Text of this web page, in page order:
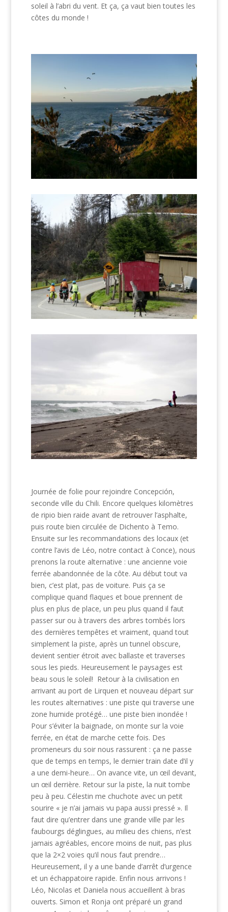
soleil à l’abri du vent. Et ça, ça vaut bien toutes les
côtes du monde !
Journée de folie pour rejoindre Concepción,
seconde ville du Chili. Encore quelques kilomètres
de ripio bien raide avant de retrouver l’asphalte,
puis route bien circulée de Dichento à Temo.
Ensuite sur les recommandations des locaux (et
contre l’avis de Léo, notre contact à Conce), nous
prenons la route alternative : une ancienne voie
ferrée abandonnée de la côte. Au début tout va
bien, c’est plat, pas de voiture. Puis ça se
complique quand flaques et boue prennent de
plus en plus de place, un peu plus quand il faut
passer sur ou à travers des arbres tombés lors
des dernières tempêtes et vraiment, quand tout
simplement la piste, après un tunnel obscure,
devient sentier étroit avec ballaste et traverses
sous les pieds. Heureusement le paysages est
beau sous le soleil! Retour à la civilisation en
arrivant au port de Lirquen et nouveau départ sur
les routes alternatives : une piste qui traverse une
zone humide protégé… une piste bien inondée !
Pour s’éviter la baignade, on monte sur la voie
ferrée, en état de marche cette fois. Des
promeneurs du soir nous rassurent : ça ne passe
que de temps en temps, le dernier train date d’il y
a une demi-heure… On avance vite, un œil devant,
un œil derrière. Retour sur la piste, la nuit tombe
peu à peu. Célestin me chuchote avec un petit
sourire « je n’ai jamais vu papa aussi pressé ». Il
faut dire qu’entrer dans une grande ville par les
faubourgs déglingues, au milieu des chiens, n’est
jamais agréables, encore moins de nuit, pas plus
que la 2×2 voies qu’il nous faut prendre…
Heureusement, il y a une bande d’arrêt d’urgence
et un échappatoire rapide. Enfin nous arrivons !
Léo, Nicolas et Daniela nous accueillent à bras
ouverts. Simon et Ronja ont préparé un grand